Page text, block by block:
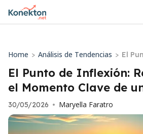
Home > Análisis de Tendencias > El
ave
El Punto de Inflexión:
el Momento Clave de
30/05/2026 • Maryella Faratro